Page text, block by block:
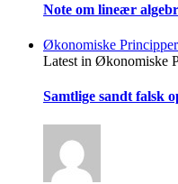
Note om lineær
Økonomiske
Latest in Økonomiske
Samtlige sandt falsk